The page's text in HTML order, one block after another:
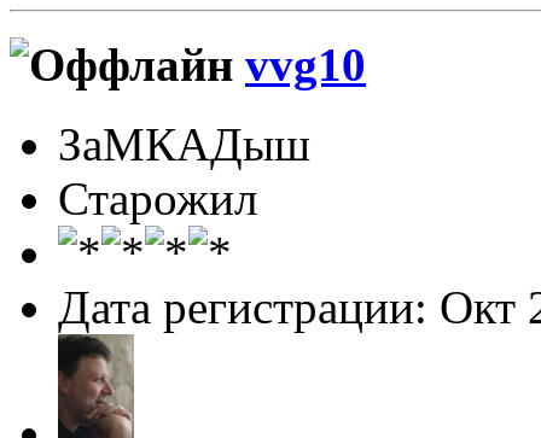
vvg10
ЗаМКАДыш
Старожил
Дата регистрации: Окт